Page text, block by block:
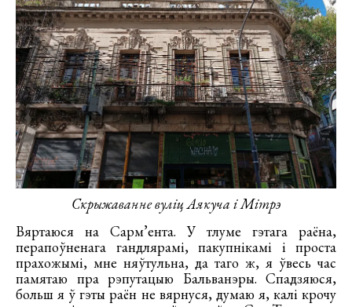
Скрыжаванне вуліц Аякуча і Мітрэ
Вяртаюся на Сарм’ента. У тлуме гэтага раёна,
перапоўненага гандлярамі, пакупнікамі і проста
прахожымі, мне няўтульна, да таго ж, я ўвесь час
памятаю пра рэпутацыю Бальванэры. Спадзяюся,
больш я ў гэты раён не вярнуся, думаю я, калі крочу